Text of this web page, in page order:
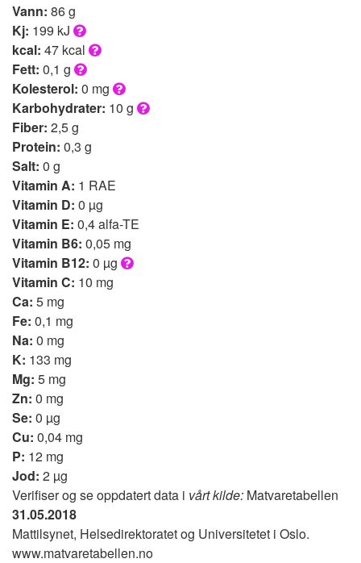
Vann: 86 g
Kj: 199 kJ
kcal: 47 kcal
Fett: 0,1 g
Kolesterol: 0 mg
Karbohydrater: 10 g
Fiber: 2,5 g
Protein: 0,3 g
Salt: 0 g
Vitamin A: 1 RAE
Vitamin D: 0 µg
Vitamin E: 0,4 alfa-TE
Vitamin B6: 0,05 mg
Vitamin B12: 0 µg
Vitamin C: 10 mg
Ca: 5 mg
Fe: 0,1 mg
Na: 0 mg
K: 133 mg
Mg: 5 mg
Zn: 0 mg
Se: 0 µg
Cu: 0,04 mg
P: 12 mg
Jod: 2 µg
Verifiser og se oppdatert data i vårt kilde: Matvaretabellen
31.05.2018
Mattilsynet, Helsedirektoratet og Universitetet i Oslo.
www.matvaretabellen.no